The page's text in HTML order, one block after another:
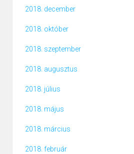
2018. december
2018. október
2018. szeptember
2018. augusztus
2018. július
2018. május
2018. március
2018. február